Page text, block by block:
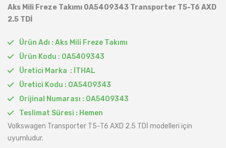
Aks Mili Freze Takımı 0A5409343 Transporter T5-T6 AXD
2.5 TDİ
Ürün Adı : Aks Mili Freze Takımı
Ürün Kodu : 0A5409343
Üretici Marka : İTHAL
Üretici Kodu : 0A5409343
Orijinal Numarası : 0A5409343
Teslimat Süresi : Hemen
Volkswagen Transporter T5-T6 AXD 2.5 TDİ modelleri için
uyumludur.